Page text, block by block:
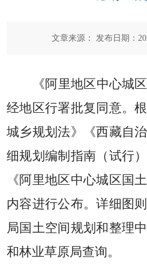
文章来源： 发布日期：
《阿里地区中心城
经地区行署批复同意。
城乡规划法》《西藏自
细规划编制指南（试行
《阿里地区中心城区国
内容进行公布。详细图
局国土空间规划和整理
和林业草原局查询。